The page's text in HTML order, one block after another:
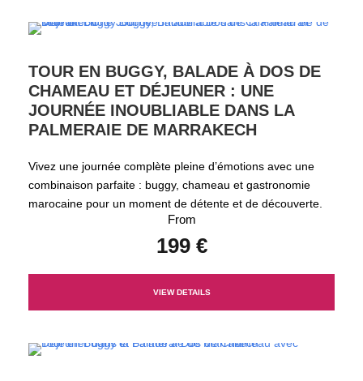
TOUR EN BUGGY, BALADE À DOS DE
CHAMEAU ET DÉJEUNER : UNE
JOURNÉE INOUBLIABLE DANS LA
PALMERAIE DE MARRAKECH
Vivez une journée complète pleine d’émotions avec une
combinaison parfaite : buggy, chameau et gastronomie
marocaine pour un moment de détente et de découverte.
From
199 €
VIEW DETAILS